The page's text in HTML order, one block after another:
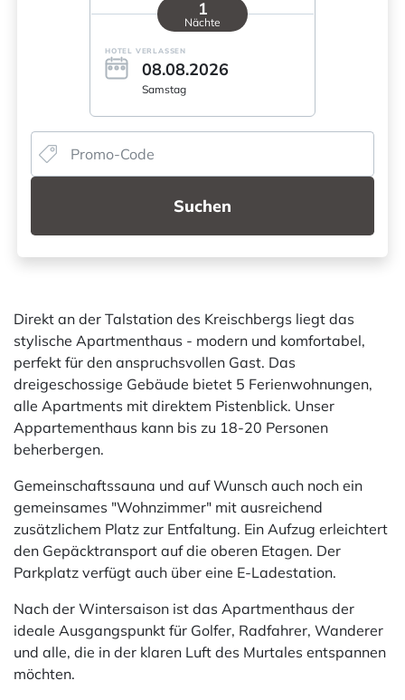
1
Nächte
HOTEL VERLASSEN
08.08.2026
Samstag
Suchen
Direkt an der Talstation des Kreischbergs liegt das
stylische Apartmenthaus - modern und komfortabel,
perfekt für den anspruchsvollen Gast. Das
dreigeschossige Gebäude bietet 5 Ferienwohnungen,
alle Apartments mit direktem Pistenblick. Unser
Appartementhaus kann bis zu 18-20 Personen
beherbergen.
Gemeinschaftssauna und auf Wunsch auch noch ein
gemeinsames "Wohnzimmer" mit ausreichend
zusätzlichem Platz zur Entfaltung. Ein Aufzug erleichtert
den Gepäcktransport auf die oberen Etagen. Der
Parkplatz verfügt auch über eine E-Ladestation.
Nach der Wintersaison ist das Apartmenthaus der
ideale Ausgangspunkt für Golfer, Radfahrer, Wanderer
und alle, die in der klaren Luft des Murtales entspannen
möchten.